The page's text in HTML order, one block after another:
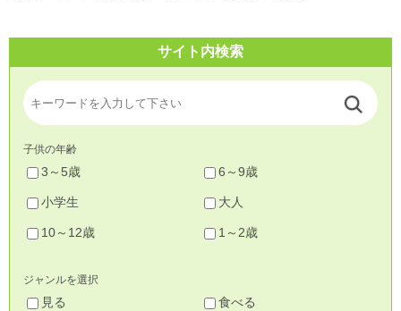
サイト内検索
子供の年齢
3～5歳 6～9歳
小学生 大人
10～12歳 1～2歳
ジャンルを選択
見る 食べる